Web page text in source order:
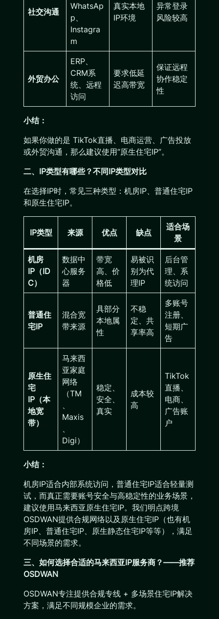
社交沟通
WhatsAp
p、
Instagra
m
真实本地
IP环境
异常登录
风险较高
外贸办公
ERP、
CRM系
统、远程
访问
要求低延
迟高带宽
保证远程
协作稳定
性
小结：
如果你做的是 TikTok直播、电商运营、广告投放
或外贸沟通，那么建议使用“原生住宅IP”。
二、IP类型有哪些？不同IP类型对比
在选择IP时，常见三种类型：机房IP、普通住宅IP
和原生住宅IP。
IP类型 来源 优点 缺点
适合场
景
机房
IP（ID
C）
数据中
心服务
器
带宽
高、价
格低
易被识
别为代
理IP
后台管
理、系
统访问
普通住
宅IP
混合宽
带来源
具部分
本地属
性
不稳
定、共
享率高
多账号
注册、
短期广
告
原生住
宅
IP（本
地宽
带）
马来西
亚家庭
网络
（TM
、
Maxis
、
Digi）
稳定、
安全、
真实
成本较
高
TikTok
直播、
电商、
广告账
户
小结：
机房IP适合内部系统访问，普通住宅IP适合轻量测
试，而真正需要账号安全与高稳定性的业务场景，
建议使用马来西亚原生住宅IP。我们明点跨境
OSDWAN提供合规网络以及原生住宅IP（也有机
房IP、普通住宅IP、原生静态住宅IP等等），满足
不同场景的需求。
三、如何选择合适的马来西亚IP服务商？——推荐
OSDWAN
OSDWAN专注提供合规专线 + 多场景住宅IP解决
方案，满足不同规模企业的需求。